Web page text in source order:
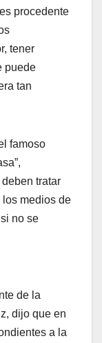
procedente
tener
puede
tan
famoso
tratar
medios de
no se
de la
dijo que en
a la